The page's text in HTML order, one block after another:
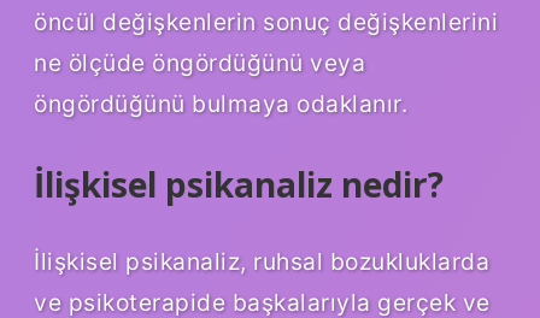
öncül değişkenlerin sonuç değişkenlerini
ne ölçüde öngördüğünü veya
öngördüğünü bulmaya odaklanır.
İlişkisel psikanaliz nedir?
İlişkisel psikanaliz, ruhsal bozukluklarda
ve psikoterapide başkalarıyla gerçek ve